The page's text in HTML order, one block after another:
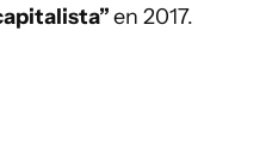
en 2017.